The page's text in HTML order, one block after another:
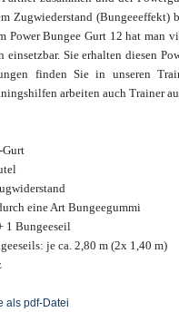
Zugwiederstand (Bungeeeffekt)
Power Bungee Gurt 12 hat man
einsetzbar. Sie erhalten diesen
finden Sie in unseren
arbeiten auch Trainer
Gurt
eine Art Bungeegummi
1 Bungeeseil
je ca. 2,80 m (2x 1,40 m)
als pdf-Datei